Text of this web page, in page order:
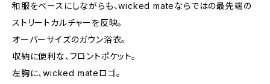
和服をベースにしながらも、wicked mateならではの最先端の
ストリートカルチャーを反映。
オーバーサイズのガウン浴衣。
収納に便利な、フロントポケット。
左胸に、wicked mateロゴ。